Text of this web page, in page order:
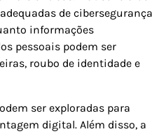
de cibersegurança
informações
pessoais podem ser
roubo de identidade e
ser exploradas para
digital. Além disso, a